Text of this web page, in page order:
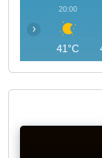
20:00
41°C
‹